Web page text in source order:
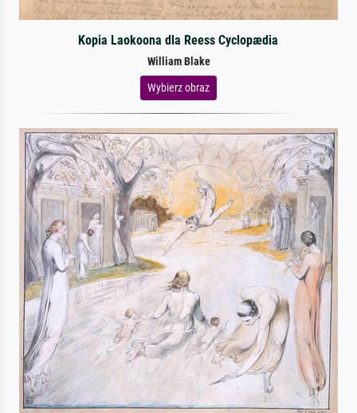
Kopia Laokoona dla Reess Cyclopædia
William Blake
Wybierz obraz